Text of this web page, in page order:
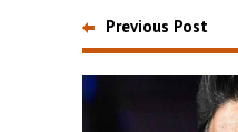
Previous Post